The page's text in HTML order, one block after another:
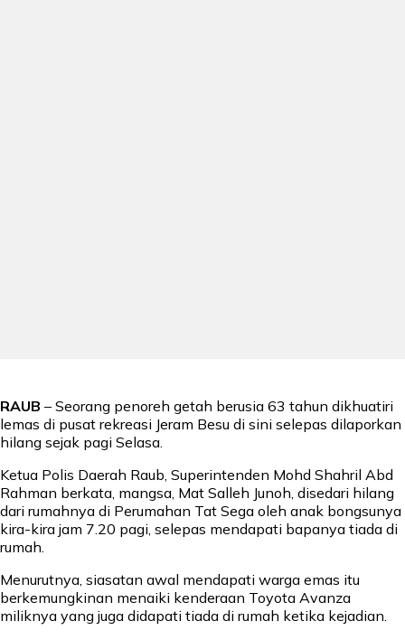
RAUB – Seorang penoreh getah berusia 63 tahun dikhuatiri
lemas di pusat rekreasi Jeram Besu di sini selepas dilaporkan
hilang sejak pagi Selasa.
Ketua Polis Daerah Raub, Superintenden Mohd Shahril Abd
Rahman berkata, mangsa, Mat Salleh Junoh, disedari hilang
dari rumahnya di Perumahan Tat Sega oleh anak bongsunya
kira-kira jam 7.20 pagi, selepas mendapati bapanya tiada di
rumah.
Menurutnya, siasatan awal mendapati warga emas itu
berkemungkinan menaiki kenderaan Toyota Avanza
miliknya yang juga didapati tiada di rumah ketika kejadian.